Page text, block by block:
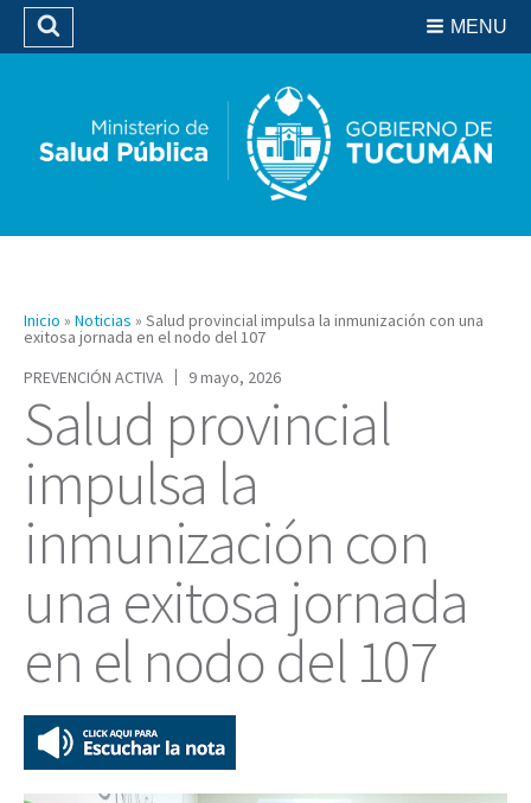
Biblioteca
MENU
Buscar
Inicio » Noticias » Salud provincial impulsa la inmunización con una
exitosa jornada en el nodo del 107
PREVENCIÓN ACTIVA
9 mayo, 2026
Salud provincial
impulsa la
inmunización con
una exitosa jornada
en el nodo del 107